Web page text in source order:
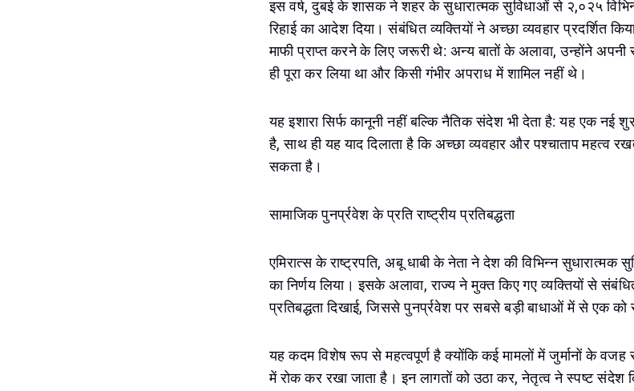
इस वर्ष, दुबई के शासक ने शहर के सुधारात्मक सुविधाओं से २,०२५
रिहाई का आदेश दिया। संबंधित व्यक्तियों ने अच्छा व्यवहार प्रदर्शित
माफी प्राप्त करने के लिए जरूरी थे: अन्य बातों के अलावा, उन्होंने अपनी
ही पूरा कर लिया था और किसी गंभीर अपराध में शामिल नहीं थे।
यह इशारा सिर्फ कानूनी नहीं बल्कि नैतिक संदेश भी देता है: यह एक
है, साथ ही यह याद दिलाता है कि अच्छा व्यवहार और पश्चाताप महत्व
सकता है।
सामाजिक पुनर्प्रवेश के प्रति राष्ट्रीय प्रतिबद्धता
एमिरात्स के राष्ट्रपति, अबू धाबी के नेता ने देश की विभिन्न सुधारात्मक
का निर्णय लिया। इसके अलावा, राज्य ने मुक्त किए गए व्यक्तियों से
प्रतिबद्धता दिखाई, जिससे पुनर्प्रवेश पर सबसे बड़ी बाधाओं में से एक को
यह कदम विशेष रूप से महत्वपूर्ण है क्योंकि कई मामलों में जुर्मानों के
में रोक कर रखा जाता है। इन लागतों को उठा कर, नेतृत्व ने स्पष्ट संदेश